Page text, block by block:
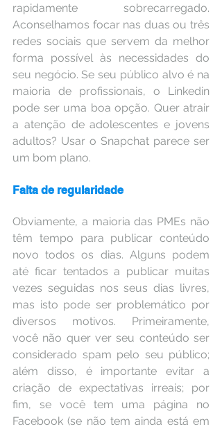
rapidamente sobrecarregado.
Aconselhamos focar nas duas ou três
redes sociais que servem da melhor
forma possível às necessidades do
seu negócio. Se seu público alvo é na
maioria de profissionais, o Linkedin
pode ser uma boa opção. Quer atrair
a atenção de adolescentes e jovens
adultos? Usar o Snapchat parece ser
um bom plano.
Falta de regularidade
Obviamente, a maioria das PMEs não
têm tempo para publicar conteúdo
novo todos os dias. Alguns podem
até ficar tentados a publicar muitas
vezes seguidas nos seus dias livres,
mas isto pode ser problemático por
diversos motivos. Primeiramente,
você não quer ver seu conteúdo ser
considerado spam pelo seu público;
além disso, é importante evitar a
criação de expectativas irreais; por
fim, se você tem uma página no
Facebook (se não tem ainda está em